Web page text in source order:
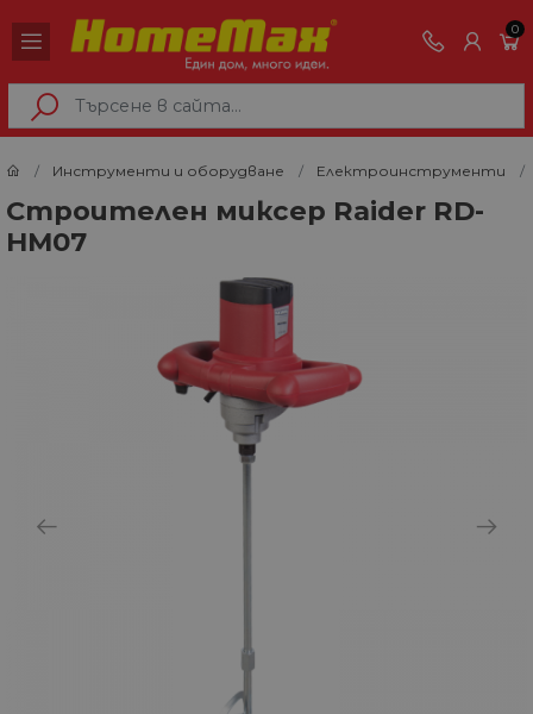
0
Инструменти и оборудване Електроинструменти
Строителен миксер Raider RD-
HM07